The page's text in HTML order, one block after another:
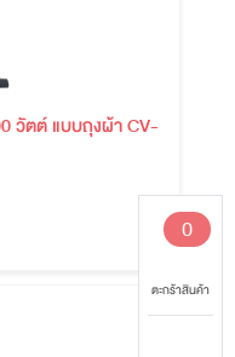
0
ตะกร้าสินค้า
วัตต์ แบบถุงผ้า CV-